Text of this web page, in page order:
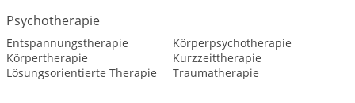
Psychotherapie
Entspannungstherapie
Körperpsychotherapie
Körpertherapie
Kurzzeittherapie
Lösungsorientierte Therapie
Traumatherapie